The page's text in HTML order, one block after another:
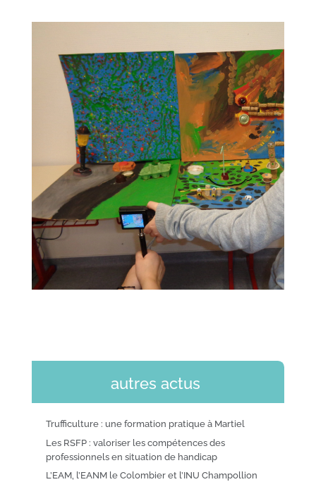
autres actus
Trufficulture : une formation pratique à Martiel
Les RSFP : valoriser les compétences des
professionnels en situation de handicap
L’EAM, l’EANM le Colombier et l’INU Champollion